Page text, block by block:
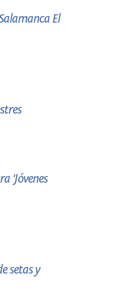
El
'Jóvenes
setas y